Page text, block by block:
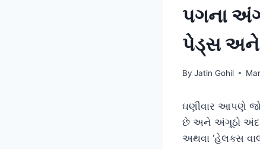
પગના
પેડ્સ
By Jatin Gohil
ઘણીવાર આપણે
છે અને અંગૂઠો
અથવા ‘હેલક્સ